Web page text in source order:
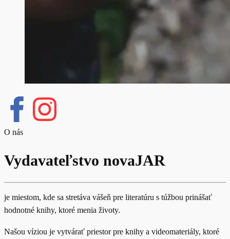
O nás
Vydavateľstvo novaJAR
je miestom, kde sa stretáva vášeň pre literatúru s túžbou prinášať
hodnotné knihy, ktoré menia životy.
Našou víziou je vytvárať priestor pre knihy a videomateriály, ktoré